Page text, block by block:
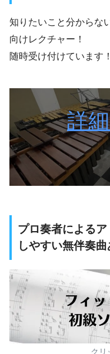
知りたいこと分からな
向けレクチャー！
随時受け付けています！
詳
プロ奏者による
しやすい無伴奏曲
クリ